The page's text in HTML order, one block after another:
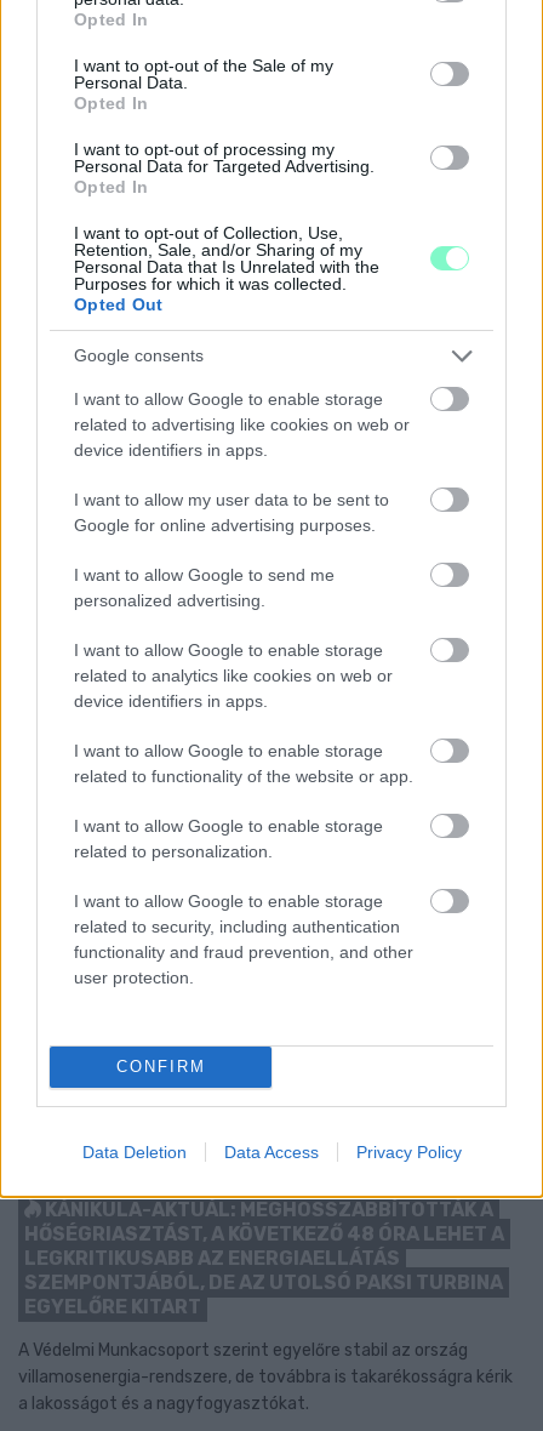
grant or deny consent to Google and its third-party tags to
use your data for below specified purposes in below Google
consent section.
Opted In
I want to opt-out of the Sale of my
Personal Data.
Opted In
I want to opt-out of processing my
Personal Data for Targeted Advertising.
Opted In
I want to opt-out of Collection, Use,
Retention, Sale, and/or Sharing of my
Personal Data that Is Unrelated with the
Purposes for which it was collected.
Opted Out
Google consents
I want to allow Google to enable storage
related to advertising like cookies on web or
device identifiers in apps.
I want to allow my user data to be sent to
Google for online advertising purposes.
I want to allow Google to send me
personalized advertising.
I want to allow Google to enable storage
related to analytics like cookies on web or
device identifiers in apps.
I want to allow Google to enable storage
related to functionality of the website or app.
I want to allow Google to enable storage
related to personalization.
I want to allow Google to enable storage
related to security, including authentication
functionality and fraud prevention, and other
user protection.
CONFIRM
Data Deletion Data Access Privacy Policy
LAKOSSÁGI FÓRUMON MUTATJÁK BE A
GYŐRSZENTIVÁNI KÖR TÉR FELÚJÍTÁSÁNAK
TERVEIT
építéséről is tájékoztatják az érdeklődőket.
DÍSZKIVILÁGÍTÁS LEKAPCSOLÁSA
A város 77 helyszínén zajlik a munkavégzés, a Győr Projekt
KÁNIKULA-AKTUÁL: MEGHOSSZABBÍTOTTÁK A
HŐSÉGRIASZTÁST, A KÖVETKEZŐ 48 ÓRA LEHET A
LEGKRITIKUSABB AZ ENERGIAELLÁTÁS
SZEMPONTJÁBÓL, DE AZ UTOLSÓ PAKSI TURBINA
EGYELŐRE KITART
A Védelmi Munkacsoport szerint egyelőre stabil az ország
villamosenergia-rendszere, de továbbra is takarékosságra kérik
a lakosságot és a nagyfogyasztókat.